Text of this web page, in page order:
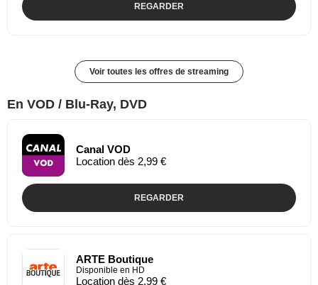
REGARDER
Voir toutes les offres de streaming
En VOD / Blu-Ray, DVD
Canal VOD
Location dès 2,99 €
REGARDER
ARTE Boutique
Disponible en HD
Location dès 2,99 €